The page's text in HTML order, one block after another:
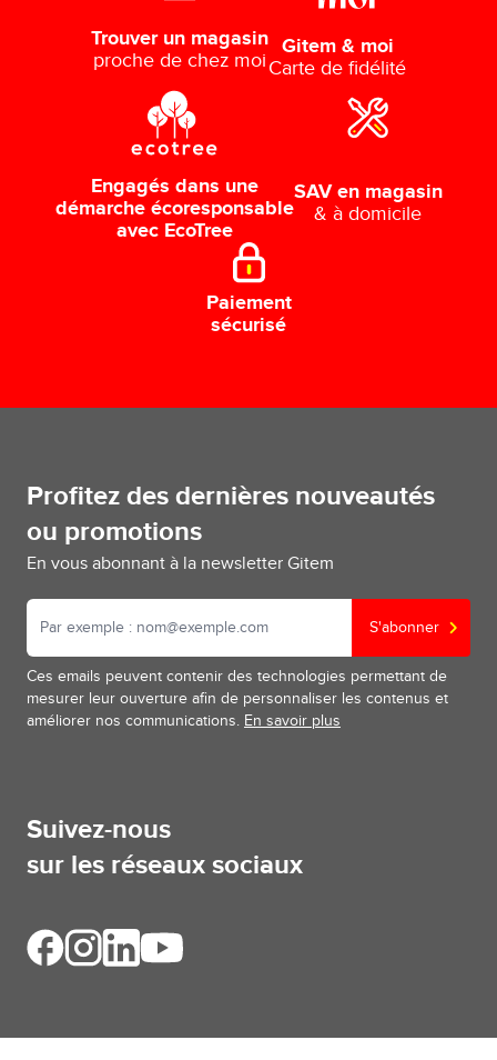
Trouver un magasin
proche de chez moi
Gitem & moi
Carte de fidélité
Engagés dans une
démarche écoresponsable
avec EcoTree
SAV en magasin
& à domicile
Paiement
sécurisé
Profitez des dernières nouveautés
ou promotions
En vous abonnant à la newsletter Gitem
S'abonner
Ces emails peuvent contenir des technologies permettant de
mesurer leur ouverture afin de personnaliser les contenus et
améliorer nos communications. En savoir plus
Suivez-nous
sur les réseaux sociaux